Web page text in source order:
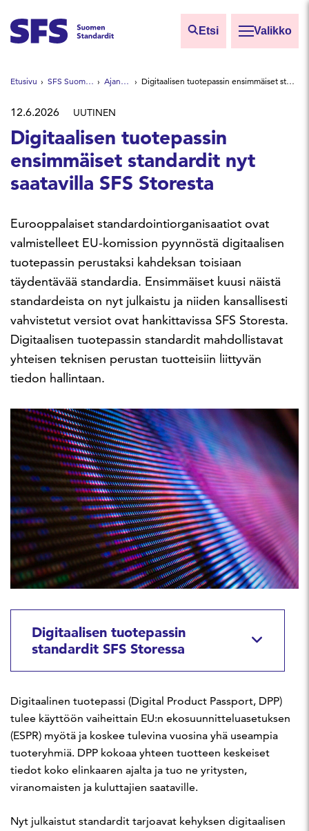
Etsi Valikko
Etsi sivuilta
Hae hakutermillä
Etusivu SFS Suomen Standardit Ajankohtaista Digitaalisen tuotepassin ensimmäiset standardit nyt saatavilla SFS Storesta
12.6.2026 UUTINEN
Digitaalisen tuotepassin
ensimmäiset standardit nyt
saatavilla SFS Storesta
Eurooppalaiset standardointiorganisaatiot ovat
valmistelleet EU-komission pyynnöstä digitaalisen
tuotepassin perustaksi kahdeksan toisiaan
täydentävää standardia. Ensimmäiset kuusi näistä
standardeista on nyt julkaistu ja niiden kansallisesti
vahvistetut versiot ovat hankittavissa SFS Storesta.
Digitaalisen tuotepassin standardit mahdollistavat
yhteisen teknisen perustan tuotteisiin liittyvän
tiedon hallintaan.
Digitaalisen tuotepassin
standardit SFS Storessa
Digitaalinen tuotepassi (Digital Product Passport, DPP)
tulee käyttöön vaiheittain EU:n ekosuunnitteluasetuksen
(ESPR) myötä ja koskee tulevina vuosina yhä useampia
tuoteryhmiä. DPP kokoaa yhteen tuotteen keskeiset
tiedot koko elinkaaren ajalta ja tuo ne yritysten,
viranomaisten ja kuluttajien saataville.
Nyt julkaistut standardit tarjoavat kehyksen digitaalisen